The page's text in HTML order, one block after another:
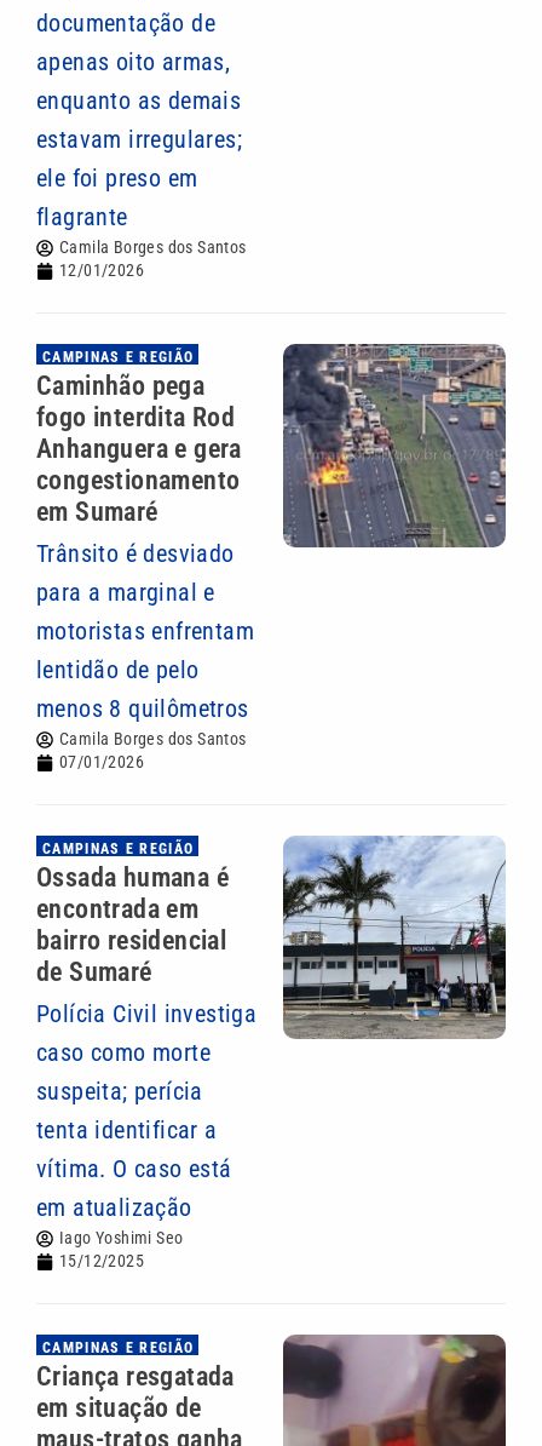
documentação de
apenas oito armas,
enquanto as demais
estavam irregulares;
ele foi preso em
flagrante
Camila Borges dos Santos
12/01/2026
CAMPINAS E REGIÃO
Caminhão pega
fogo interdita Rod
Anhanguera e gera
congestionamento
em Sumaré
Trânsito é desviado
para a marginal e
motoristas enfrentam
lentidão de pelo
menos 8 quilômetros
Camila Borges dos Santos
07/01/2026
CAMPINAS E REGIÃO
Ossada humana é
encontrada em
bairro residencial
de Sumaré
Polícia Civil investiga
caso como morte
suspeita; perícia
tenta identificar a
vítima. O caso está
em atualização
Iago Yoshimi Seo
15/12/2025
CAMPINAS E REGIÃO
Criança resgatada
em situação de
maus-tratos ganha